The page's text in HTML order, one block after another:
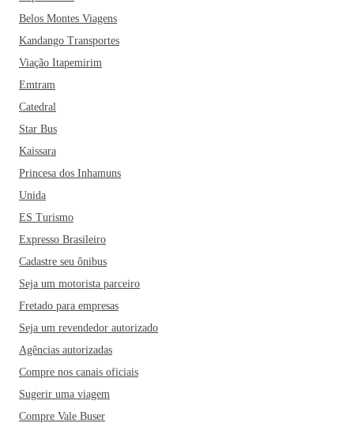
Belos Montes Viagens
Kandango Transportes
Viação Itapemirim
Emtram
Catedral
Star Bus
Kaissara
Princesa dos Inhamuns
Unida
ES Turismo
Expresso Brasileiro
Cadastre seu ônibus
Seja um motorista parceiro
Fretado para empresas
Seja um revendedor autorizado
Agências autorizadas
Compre nos canais oficiais
Sugerir uma viagem
Compre Vale Buser